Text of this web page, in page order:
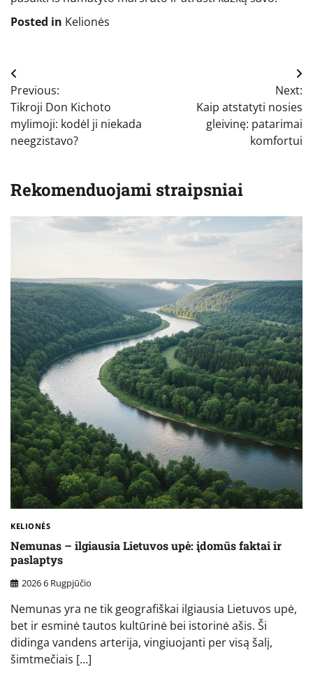
Posted in Kelionės
Navigacija
tarp
įrašų
Previous:
Tikroji Don Kichoto
mylimoji: kodėl ji niekada
neegzistavo?
Next:
Kaip atstatyti nosies
gleivinę: patarimai
komfortui
Rekomenduojami straipsniai
KELIONĖS
Nemunas – ilgiausia Lietuvos upė: įdomūs faktai ir
paslaptys
2026 6 Rugpjūčio
Nemunas yra ne tik geografiškai ilgiausia Lietuvos upė,
bet ir esminė tautos kultūrinė bei istorinė ašis. Ši
didinga vandens arterija, vingiuojanti per visą šalį,
šimtmečiais […]